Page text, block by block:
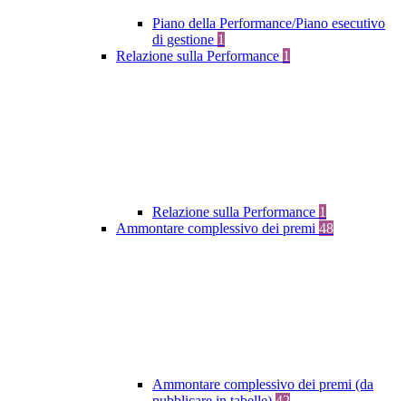
Piano della Performance/Piano esecutivo
di gestione 1
Relazione sulla Performance 1
Relazione sulla Performance 1
Ammontare complessivo dei premi 48
Ammontare complessivo dei premi (da